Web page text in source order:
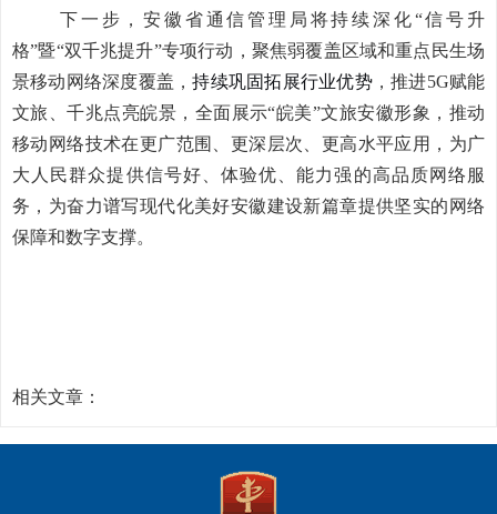
下一步，安徽省通信管理局将持续深化“信号升
格”暨“双千兆提升”专项行动，聚焦弱覆盖区域和重点民生场
景移动网络深度覆盖，持续巩固拓展行业优势，推进5G赋能
文旅、千兆点亮皖景，全面展示“皖美”文旅安徽形象，推动
移动网络技术在更广范围、更深层次、更高水平应用，为广
大人民群众提供信号好、体验优、能力强的高品质网络服
务，为奋力谱写现代化美好安徽建设新篇章提供坚实的网络
保障和数字支撑。
相关文章：